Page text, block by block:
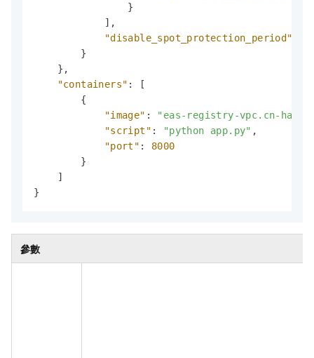
}
] ,
"disable_spot_protection_period"
}
} ,
"containers" :
[
{
"image" :
"eas-registry-vpc.cn-
"script" : "python app.py" ,
"port" :
8000
}
]
}
參數